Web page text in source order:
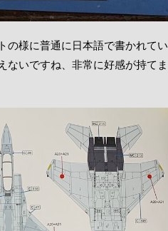
の様に普通に日本語で書かれてい
ないですね、非常に好感が持てま